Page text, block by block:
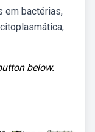
em bactérias,
below.